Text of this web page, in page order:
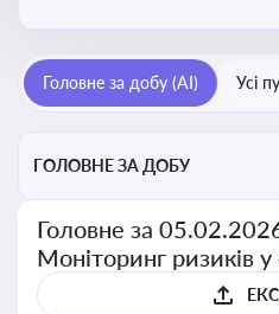
обґрунтовані рішення під час
комплаєнс-перевірок
Головне за добу (AI) Усі
ГОЛОВНЕ ЗА ДОБУ
Головне за
Моніторинг ризиків у